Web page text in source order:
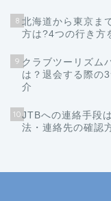
8 北海道から東京ま
方は?4つの行き方
9 クラブツーリズム
は？退会する際の
介
10JTBへの連絡手段
法・連絡先の確認